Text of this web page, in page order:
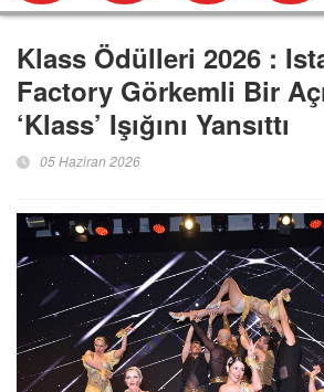
Klass Ödülleri 2026 :
Factory Görkemli Bir
‘Klass’ Işığını Yansıttı
05 Haziran 2026